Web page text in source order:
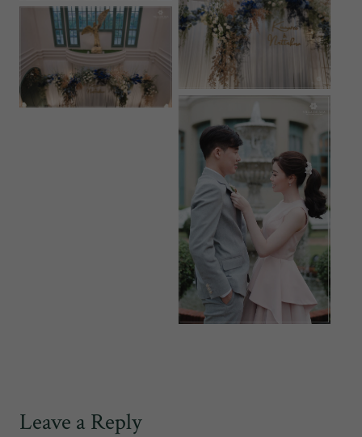
Leave a Reply